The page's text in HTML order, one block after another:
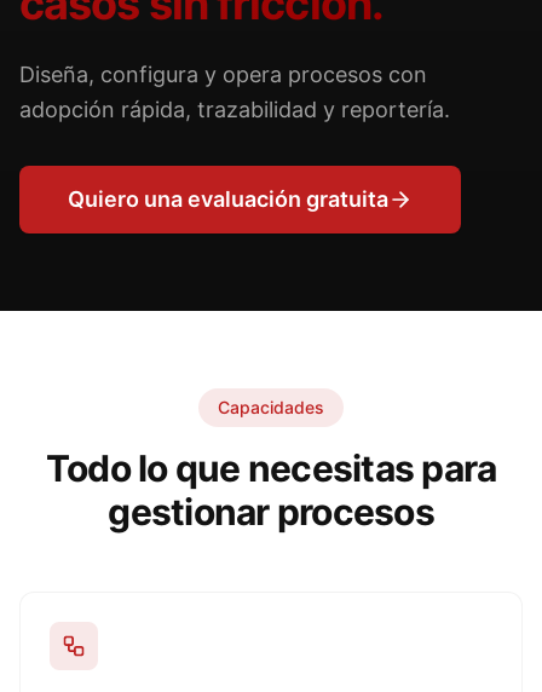
Diseña, configura y opera procesos con
adopción rápida, trazabilidad y reportería.
Quiero una evaluación gratuita
Capacidades
Todo lo que necesitas para
gestionar procesos